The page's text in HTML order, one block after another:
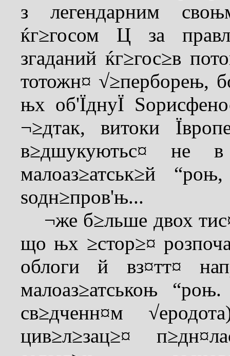
з легендарним
ќг≥госом Ц за
згаданий ќг≥гос≥в
тотожн¤ √≥перборењ,
њх об'ЇднуЇ
¬≥дтак, витоки
в≥дшукуютьс¤ не
малоаз≥атськ≥й
ѕодн≥пров'њ...
¬же б≥льше двох
що њх ≥стор≥¤
облоги й вз¤тт¤
малоаз≥атськоњ
св≥дченн¤м
цив≥л≥зац≥¤